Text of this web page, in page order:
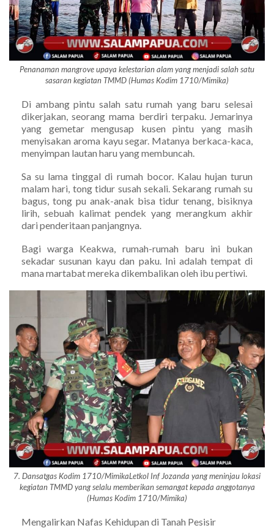
Penanaman mangrove upaya kelestarian alam yang menjadi salah satu
sasaran kegiatan TMMD (Humas Kodim 1710/Mimika)
Di ambang pintu salah satu rumah yang baru selesai
dikerjakan, seorang mama berdiri terpaku. Jemarinya
yang gemetar mengusap kusen pintu yang masih
menyisakan aroma kayu segar. Matanya berkaca-kaca,
menyimpan lautan haru yang membuncah.
Sa su lama tinggal di rumah bocor. Kalau hujan turun
malam hari, tong tidur susah sekali. Sekarang rumah su
bagus, tong pu anak-anak bisa tidur tenang, bisiknya
lirih, sebuah kalimat pendek yang merangkum akhir
dari penderitaan panjangnya.
Bagi warga Keakwa, rumah-rumah baru ini bukan
sekadar susunan kayu dan paku. Ini adalah tempat di
mana martabat mereka dikembalikan oleh ibu pertiwi.
7. Dansatgas Kodim 1710/MimikaLetkol Inf Jozanda yang meninjau lokasi
kegiatan TMMD yang selalu memberikan semangat kepada anggotanya
(Humas Kodim 1710/Mimika)
Mengalirkan Nafas Kehidupan di Tanah Pesisir